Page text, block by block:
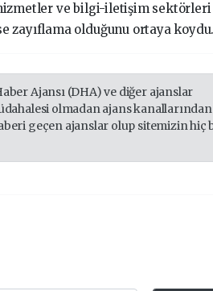
ve bilgi-iletişim sektörleri
zayıflama olduğunu ortaya koydu.
Ajansı (DHA) ve diğer ajanslar
olmadan ajans kanallarından
geçen ajanslar olup sitemizin hiç